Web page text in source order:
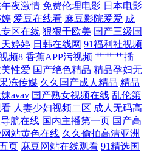
在线观看免费视频网 国产精品高清欧
国产91 岛国精品在线观看 男女操操 亚
看片91 羞羞色漫 www豆花51 精品福
大神 国内福利视频 日韩一级欧美一级
妖色网站 在线高清理 国产精品不 欧美
夜激情 免费伦理电影 日本电影
爱豆在线看 麻豆影院爱爱 成
专区在线 狠狠干欧美 国产三级国
婷婷 日韩在线网 91福利社视频
频8 香蕉APP污视频 艹艹艹插
性爱 国产绝色精品 精品孕妇无
冻传媒 久久国产成人精品 精品
avav 国产熟女视频在线 乱伦第
人妻少妇视频二区 成人无码高
航在线 国内主播第一页 国产高
站黄色在线 久久偷拍高清亚洲
页 麻豆网站在线观看 91精选国